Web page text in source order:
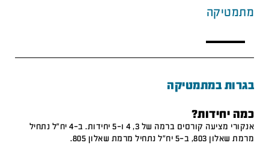
מתמטיקה
בגרות במתמטיקה
כמה יחידות?
אנקורי מציעה קורסים ברמה של 3, 4 ו-5 יחידות. ב-4 יח"ל נתחיל
מרמת שאלון 803, ב-5 יח"ל נתחיל מרמת שאלון 805.